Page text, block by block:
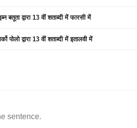
द्वारा 13 वीं शताब्दी में फारसी में
द्वारा 13 वीं शताब्दी में इतालवी में
sentence.